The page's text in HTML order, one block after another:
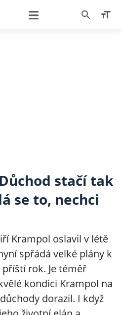
stačí tak
se to, nechci
Krampol oslavil v létě
spřádá velké plány k
rok. Je téměř
kondici Krampol na
dorazil. I když